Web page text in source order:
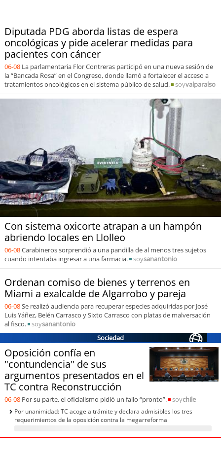
soycoronel
soyarauco
temuco
soypuertomontt
soychiloé
Diputada PDG aborda listas de espera
oncológicas y pide acelerar medidas para
pacientes con cáncer
06-08 La parlamentaria Flor Contreras participó en una nueva sesión de
la “Bancada Rosa” en el Congreso, donde llamó a fortalecer el acceso a
tratamientos oncológicos en el sistema público de salud.
soyvalparaíso
Con sistema oxicorte atrapan a un hampón
abriendo locales en Llolleo
06-08Carabineros sorprendió a una pandilla de al menos tres sujetos
cuando intentaba ingresar a una farmacia.
soysanantonio
Ordenan comiso de bienes y terrenos en
Miami a exalcalde de Algarrobo y pareja
06-08Se realizó audiencia para recuperar especies adquiridas por José
Luis Yáñez, Belén Carrasco y Sixto Carrasco con platas de malversación
al fisco.
soysanantonio
Sociedad
Oposición confía en
"contundencia" de sus
argumentos presentados en el
TC contra Reconstrucción
06-08 Por su parte, el oficialismo pidió un fallo “pronto”. soychile
Por unanimidad: TC acoge a trámite y declara admisibles los tres
requerimientos de la oposición contra la megarreforma